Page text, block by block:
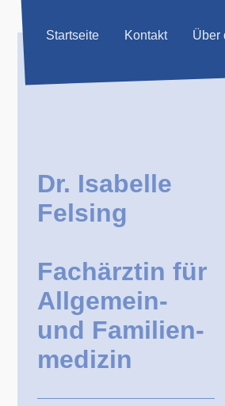
Startseite Kontakt Über
Dr. Isabelle
Felsing
Fachärztin für
Allgemein-
und Familien-
medizin